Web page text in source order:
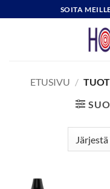
to
SOITA
ETUSIVU /